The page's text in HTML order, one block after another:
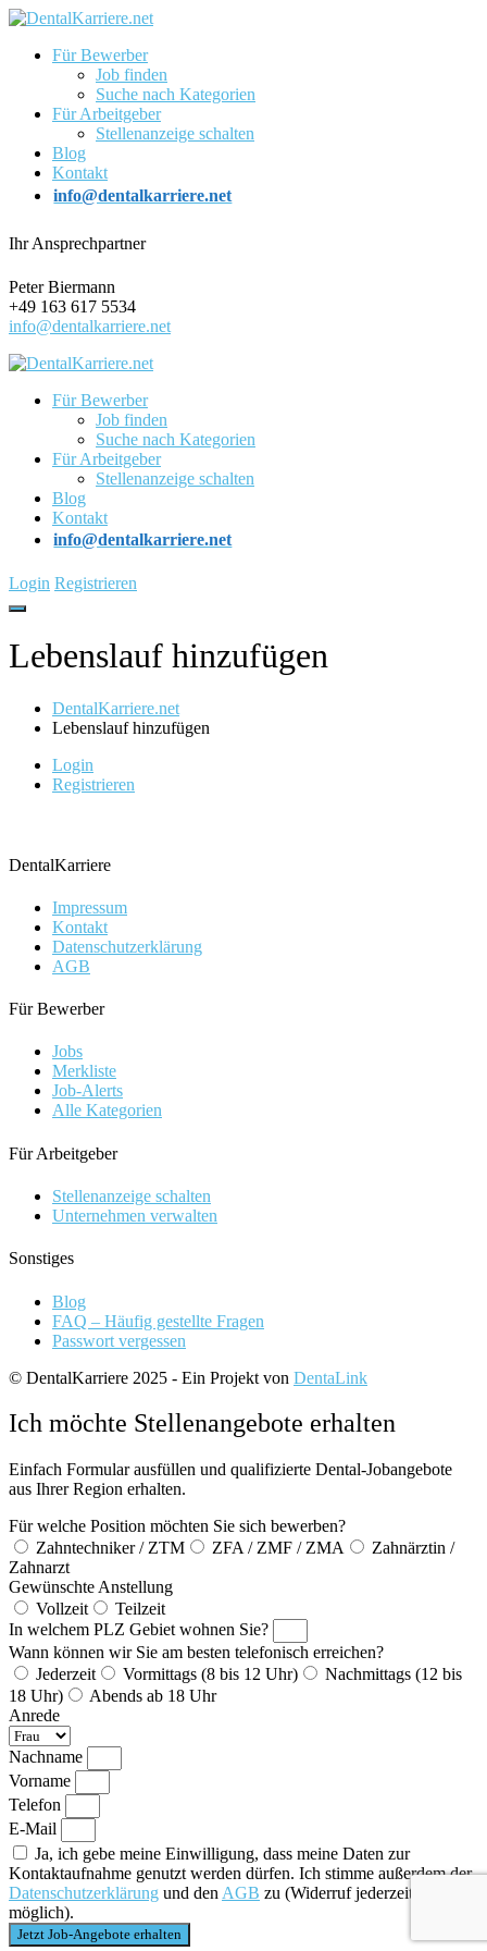
Für Bewerber
Job finden
Suche nach Kategorien
Für Arbeitgeber
Stellenanzeige schalten
Blog
Kontakt
info@dentalkarriere.net
Ihr Ansprechpartner
Peter Biermann
+49 163 617 5534
info@dentalkarriere.net
Für Bewerber
Job finden
Suche nach Kategorien
Für Arbeitgeber
Stellenanzeige schalten
Blog
Kontakt
info@dentalkarriere.net
Login Registrieren
Lebenslauf hinzufügen
DentalKarriere.net
Lebenslauf hinzufügen
Login
Registrieren
DentalKarriere
Impressum
Kontakt
Datenschutzerklärung
AGB
Für Bewerber
Jobs
Merkliste
Job-Alerts
Alle Kategorien
Für Arbeitgeber
Stellenanzeige schalten
Unternehmen verwalten
Sonstiges
Blog
FAQ – Häufig gestellte Fragen
Passwort vergessen
© DentalKarriere 2025 - Ein Projekt von DentaLink
Ich möchte Stellenangebote erhalten
Einfach Formular ausfüllen und qualifizierte Dental-Jobangebote
aus Ihrer Region erhalten.
Für welche Position möchten Sie sich bewerben?
Zahntechniker / ZTM
ZFA / ZMF / ZMA
Zahnärztin /
Zahnarzt
Gewünschte Anstellung
Vollzeit
Teilzeit
In welchem PLZ Gebiet wohnen Sie?
Wann können wir Sie am besten telefonisch erreichen?
Jederzeit
Vormittags (8 bis 12 Uhr)
Nachmittags (12 bis
18 Uhr)
Abends ab 18 Uhr
Anrede
Nachname
Vorname
Telefon
E-Mail
Ja, ich gebe meine Einwilligung, dass meine Daten zur
Kontaktaufnahme genutzt werden dürfen. Ich stimme außerdem der
Datenschutzerklärung und den AGB zu (Widerruf jederzeit
möglich).
Jetzt Job-Angebote erhalten